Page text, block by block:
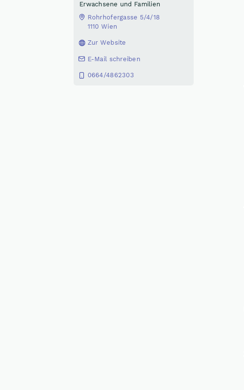
Erwachsene und Familien
Rohrhofergasse 5/4/18
1110 Wien
Zur Website
E-Mail schreiben
0664/4862303